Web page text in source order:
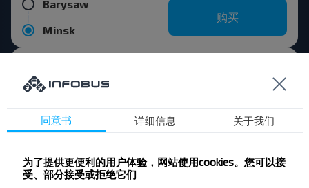
Barysaw
Minsk
购买
Minsk
Pastavy
Minsk
同意书 详细信息 关于我们
为了提供更便利的用户体验，网站使用cookies。您可以接
受、部分接受或拒绝它们